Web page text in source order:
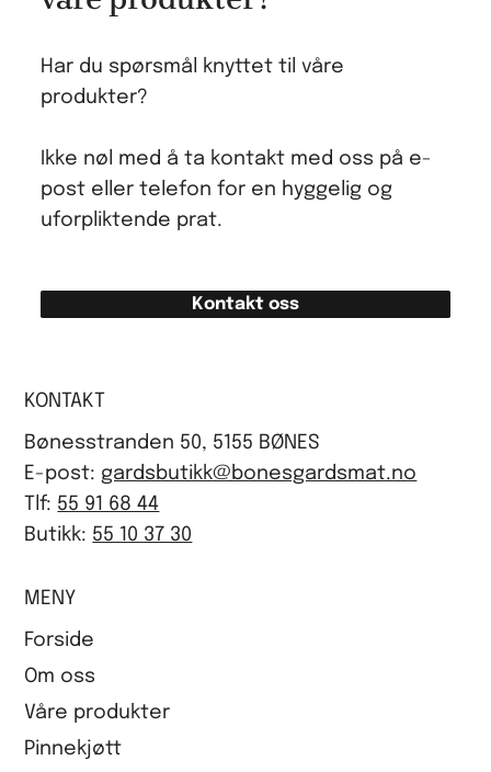
Har du spørsmål knyttet til våre
produkter?
Ikke nøl med å ta kontakt med oss på e-
post eller telefon for en hyggelig og
uforpliktende prat.
Kontakt oss
KONTAKT
Bønesstranden 50, 5155 BØNES
E-post: gardsbutikk@bonesgardsmat.no
Tlf: 55 91 68 44
Butikk: 55 10 37 30
MENY
Forside
Om oss
Våre produkter
Pinnekjøtt